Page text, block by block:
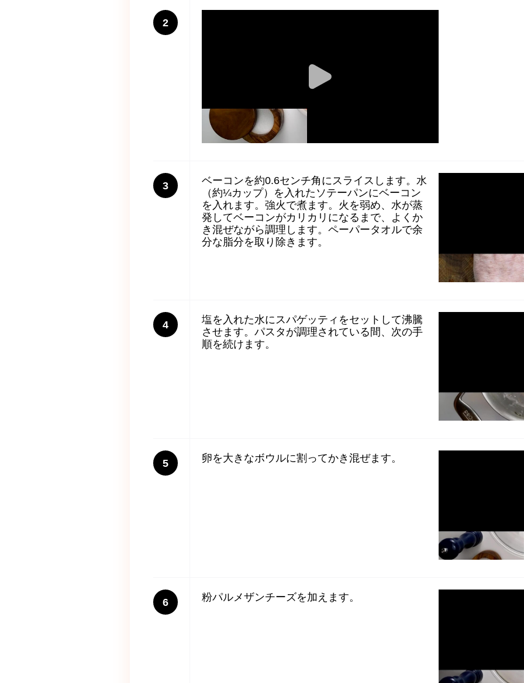
2
3
ベーコンを約0.6センチ角にスライスします。水
（約¼カップ）を入れたソテーパンにベーコン
を入れます。強火で煮ます。火を弱め、水が蒸
発してベーコンがカリカリになるまで、よくか
き混ぜながら調理します。ペーパータオルで余
分な脂分を取り除きます。
4
塩を入れた水にスパゲッティをセットして沸騰
させます。パスタが調理されている間、次の手
順を続けます。
5 卵を大きなボウルに割ってかき混ぜます。
6 粉パルメザンチーズを加えます。